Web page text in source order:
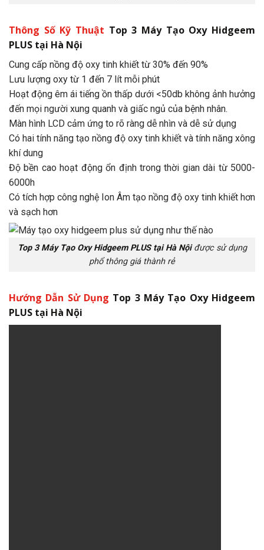
Thông Số Kỹ Thuật Top 3 Máy Tạo Oxy Hidgeem
PLUS tại Hà Nội
Cung cấp nồng độ oxy tinh khiết từ 30% đến 90%
Lưu lượng oxy từ 1 đến 7 lít mỗi phút
Hoạt động êm ái tiếng ồn thấp dưới <50db không ảnh hưởng
đến mọi người xung quanh và giấc ngủ của bệnh nhân.
Màn hình LCD cảm ứng to rõ ràng dễ nhìn và dễ sử dụng
Có hai tính năng tạo nồng độ oxy tinh khiết và tính năng xông
khí dung
Độ bền cao hoạt động ổn định trong thời gian dài từ 5000-
6000h
Có tích hợp công nghệ Ion Âm tạo nồng độ oxy tinh khiết hơn
và sạch hơn
Top 3 Máy Tạo Oxy Hidgeem PLUS tại Hà Nộiđược sử dụng
phổ thông giá thành rẻ
Hướng Dẫn Sử Dụng Top 3 Máy Tạo Oxy Hidgeem
PLUS tại Hà Nội